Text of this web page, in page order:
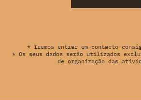
* Iremos entrar em contacto
* Os seus dados serão utilizados
de organização das